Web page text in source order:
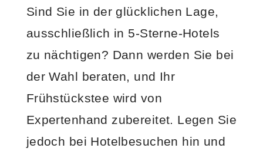
Sind Sie in der glücklichen Lage,
ausschließlich in 5-Sterne-Hotels
zu nächtigen? Dann werden Sie bei
der Wahl beraten, und Ihr
Frühstückstee wird von
Expertenhand zubereitet. Legen Sie
jedoch bei Hotelbesuchen hin und